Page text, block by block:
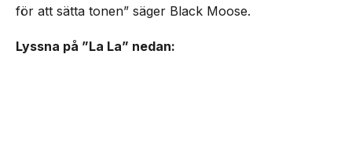
för att sätta tonen” säger Black Moose.
Lyssna på ”La La” nedan: